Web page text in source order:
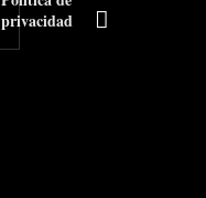
privacidad